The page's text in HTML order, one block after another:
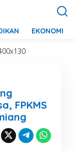
EKONOMI
FPKMS